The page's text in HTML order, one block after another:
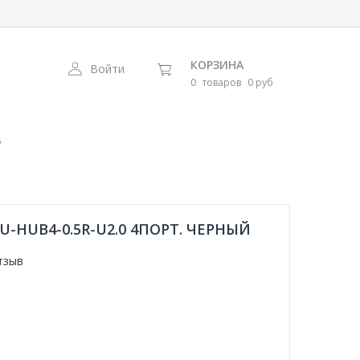
Войти КОРЗИНА
0 товаров 0 руб
HUB4-0.5R-U2.0 4ПОРТ. ЧЕРНЫЙ